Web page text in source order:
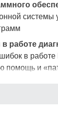
системы
работе
в
помощь и